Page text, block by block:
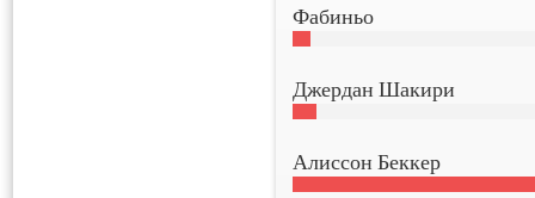
Фабиньо
Джердан Шакири
Алиссон Беккер